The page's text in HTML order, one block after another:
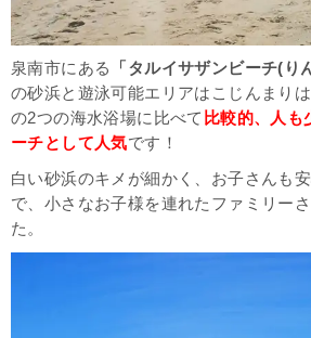
泉南市にある
「タルイサザンビーチ(り
の砂浜と遊泳可能エリアはこじんまり
の2つの海水浴場に比べて 比較的、人も
ーチとして人気です！
白い砂浜のキメが細かく、お子さんも
で、小さなお子様を連れたファミリー
た。